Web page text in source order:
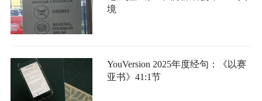
境
YouVersion 2025年度经句：《以赛
亚书》41:1节